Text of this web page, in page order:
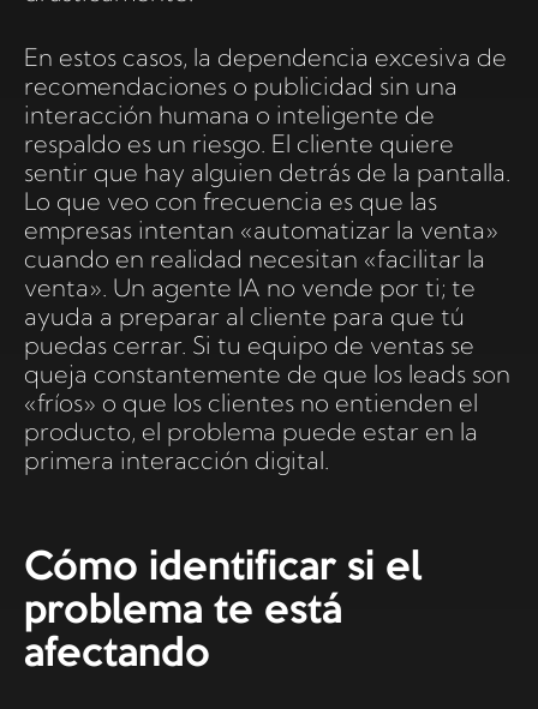
En estos casos, la dependencia excesiva de
recomendaciones o publicidad sin una
interacción humana o inteligente de
respaldo es un riesgo. El cliente quiere
sentir que hay alguien detrás de la pantalla.
Lo que veo con frecuencia es que las
empresas intentan «automatizar la venta»
cuando en realidad necesitan «facilitar la
venta». Un agente IA no vende por ti; te
ayuda a preparar al cliente para que tú
puedas cerrar. Si tu equipo de ventas se
queja constantemente de que los leads son
«fríos» o que los clientes no entienden el
producto, el problema puede estar en la
primera interacción digital.
Cómo identificar si el
problema te está
afectando